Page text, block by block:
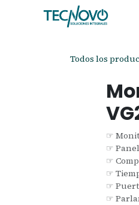
Todos los
☞
☞
☞
☞
☞
☞